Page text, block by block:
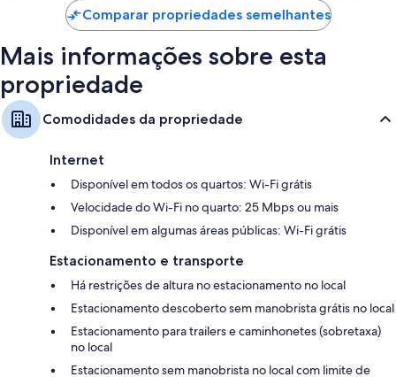
R$ 214
Comparar propriedades semelhantes
Mais informações sobre esta
propriedade
Comodidades da propriedade
Internet
Disponível em todos os quartos: Wi-Fi grátis
Velocidade do Wi-Fi no quarto: 25 Mbps ou mais
Disponível em algumas áreas públicas: Wi-Fi grátis
Estacionamento e transporte
Há restrições de altura no estacionamento no local
Estacionamento descoberto sem manobrista grátis no local
Estacionamento para trailers e caminhonetes (sobretaxa)
no local
Estacionamento sem manobrista no local com limite de